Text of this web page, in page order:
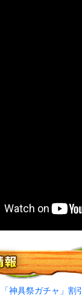
「神具祭ガチャ」割